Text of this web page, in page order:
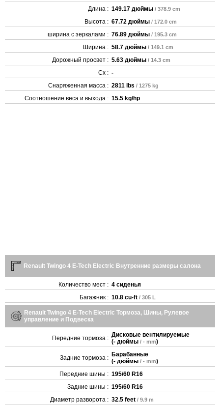
Длина : 149.17 дюймы / 378.9 cm
Высота : 67.72 дюймы / 172.0 cm
ширина с зеркалами : 76.89 дюймы / 195.3 cm
Ширина : 58.7 дюймы / 149.1 cm
Дорожный просвет : 5.63 дюймы / 14.3 cm
Cx : -
Снаряженная масса : 2811 lbs / 1275 kg
Соотношение веса и выхода : 15.5 kg/hp
Renault Twingo 4 E-Tech Electric Внутренние размеры салона
Количество мест : 4 сиденья
Багажник : 10.8 cu-ft / 305 L
Renault Twingo 4 E-Tech Electric Тормоза, Шины, Рулевое
управление и Подвеска
Передние тормоза : Дисковые вентилируемые
(- дюймы / - mm)
Задние тормоза : Барабанные
(- дюймы / - mm)
Передние шины : 195/60 R16
Задние шины : 195/60 R16
Диаметр разворота : 32.5 feet / 9.9 m